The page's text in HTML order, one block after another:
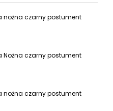
nożna czarny postument
Nożna czarny postument
nożna czarny postument